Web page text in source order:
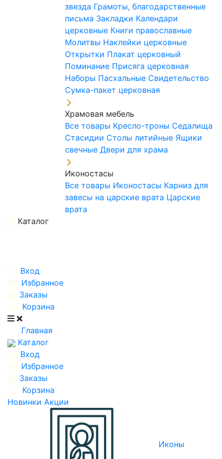
звезда Грамоты, благодарственные
письма Закладки Календари
церковные Книги православные
Молитвы Наклейки церковные
Открытки Плакат церковный
Поминание Присяга церковная
Наборы Пасхальные Свидетельство
Сумка-пакет церковная
Храмовая мебель
Все товары Кресло-троны Седалища
Стасидии Столы литийные Ящики
свечные Двери для храма
Иконостасы
Все товары Иконостасы Карниз для
завесы на царские врата Царские
врата
Каталог
Вход
Избранное
Заказы
Корзина
Главная
Каталог
Вход
Избранное
Заказы
Корзина
Новинки Акции
Иконы